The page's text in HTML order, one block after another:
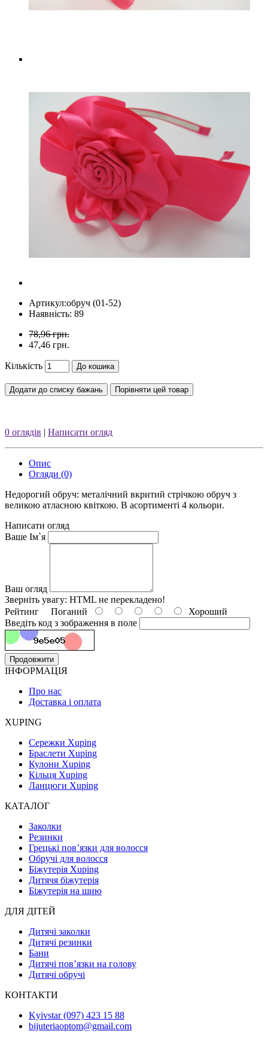
Артикул:обруч (01-52)
Наявність: 89
78,96 грн.
47,46 грн.
Кількість До кошика
Додати до списку бажань Порівняти цей товар
0 оглядів | Написати огляд
Опис
Огляди (0)
Недорогий обруч: металічний вкритий стрічкою обруч з
великою атласною квіткою. В асортименті 4 кольори.
Написати огляд
Ваше Ім`я
Ваш огляд
Зверніть увагу: HTML не перекладено!
Рейтинг Поганий
Хороший
Введіть код з зображення в поле
Продовжити
ІНФОРМАЦІЯ
Про нас
Доставка і оплата
XUPING
Сережки Xuping
Браслети Xuping
Кулони Xuping
Кільця Xuping
Ланцюги Xuping
КАТАЛОГ
Заколки
Резинки
Грецькі пов’язки для волосся
Обручі для волосся
Біжутерія Xuping
Дитячя біжутерія
Біжутерія на шию
ДЛЯ ДІТЕЙ
Дитячі заколки
Дитячі резинки
Бани
Дитячі пов’язки на голову
Дитячі обручі
КОНТАКТИ
Kyivstar (097) 423 15 88
bijuteriaoptom@gmail.com